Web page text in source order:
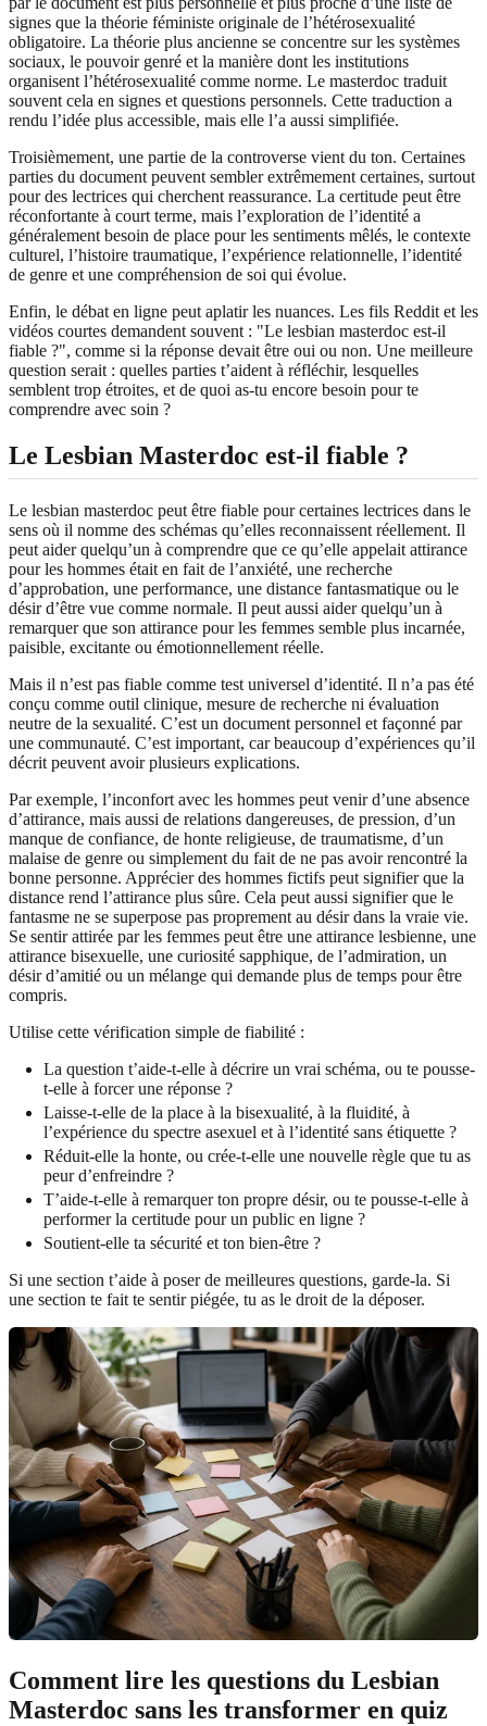
signes que la théorie féministe originale de l’hétérosexualité
obligatoire. La théorie plus ancienne se concentre sur les systèmes
sociaux, le pouvoir genré et la manière dont les institutions
organisent l’hétérosexualité comme norme. Le masterdoc traduit
souvent cela en signes et questions personnels. Cette traduction a
rendu l’idée plus accessible, mais elle l’a aussi simplifiée.
Troisièmement, une partie de la controverse vient du ton. Certaines
parties du document peuvent sembler extrêmement certaines, surtout
pour des lectrices qui cherchent reassurance. La certitude peut être
réconfortante à court terme, mais l’exploration de l’identité a
généralement besoin de place pour les sentiments mêlés, le contexte
culturel, l’histoire traumatique, l’expérience relationnelle, l’identité
de genre et une compréhension de soi qui évolue.
Enfin, le débat en ligne peut aplatir les nuances. Les fils Reddit et les
vidéos courtes demandent souvent : "Le lesbian masterdoc est-il
fiable ?", comme si la réponse devait être oui ou non. Une meilleure
question serait : quelles parties t’aident à réfléchir, lesquelles
semblent trop étroites, et de quoi as-tu encore besoin pour te
comprendre avec soin ?
Le Lesbian Masterdoc est-il fiable ?
Le lesbian masterdoc peut être fiable pour certaines lectrices dans le
sens où il nomme des schémas qu’elles reconnaissent réellement. Il
peut aider quelqu’un à comprendre que ce qu’elle appelait attirance
pour les hommes était en fait de l’anxiété, une recherche
d’approbation, une performance, une distance fantasmatique ou le
désir d’être vue comme normale. Il peut aussi aider quelqu’un à
remarquer que son attirance pour les femmes semble plus incarnée,
paisible, excitante ou émotionnellement réelle.
Mais il n’est pas fiable comme test universel d’identité. Il n’a pas été
conçu comme outil clinique, mesure de recherche ni évaluation
neutre de la sexualité. C’est un document personnel et façonné par
une communauté. C’est important, car beaucoup d’expériences qu’il
décrit peuvent avoir plusieurs explications.
Par exemple, l’inconfort avec les hommes peut venir d’une absence
d’attirance, mais aussi de relations dangereuses, de pression, d’un
manque de confiance, de honte religieuse, de traumatisme, d’un
malaise de genre ou simplement du fait de ne pas avoir rencontré la
bonne personne. Apprécier des hommes fictifs peut signifier que la
distance rend l’attirance plus sûre. Cela peut aussi signifier que le
fantasme ne se superpose pas proprement au désir dans la vraie vie.
Se sentir attirée par les femmes peut être une attirance lesbienne, une
attirance bisexuelle, une curiosité sapphique, de l’admiration, un
désir d’amitié ou un mélange qui demande plus de temps pour être
compris.
Utilise cette vérification simple de fiabilité :
La question t’aide-t-elle à décrire un vrai schéma, ou te pousse-
t-elle à forcer une réponse ?
Laisse-t-elle de la place à la bisexualité, à la fluidité, à
l’expérience du spectre asexuel et à l’identité sans étiquette ?
Réduit-elle la honte, ou crée-t-elle une nouvelle règle que tu as
peur d’enfreindre ?
T’aide-t-elle à remarquer ton propre désir, ou te pousse-t-elle à
performer la certitude pour un public en ligne ?
Soutient-elle ta sécurité et ton bien-être ?
Si une section t’aide à poser de meilleures questions, garde-la. Si
une section te fait te sentir piégée, tu as le droit de la déposer.
Comment lire les questions du Lesbian
Masterdoc sans les transformer en quiz